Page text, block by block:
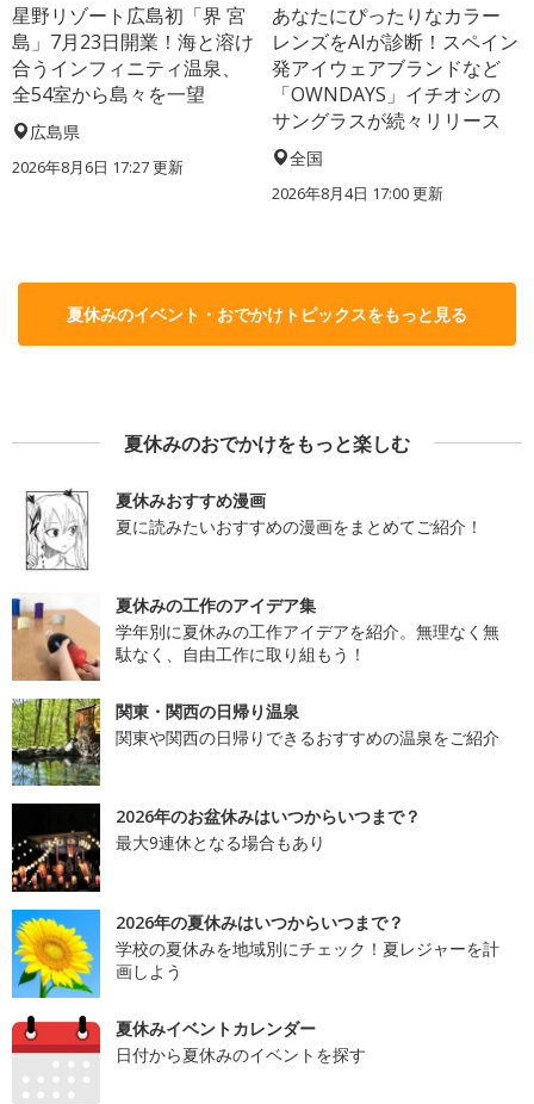
星野リゾート広島初「界 宮
島」7月23日開業！海と溶け
合うインフィニティ温泉、
全54室から島々を一望
広島県
2026年8月6日 17:27更新
あなたにぴったりなカラー
レンズをAIが診断！スペイン
発アイウェアブランドなど
「OWNDAYS」イチオシの
サングラスが続々リリース
全国
2026年8月4日 17:00更新
夏休みのイベント・おでかけトピックスをもっと見る
夏休みのおでかけをもっと楽しむ
夏休みおすすめ漫画
夏に読みたいおすすめの漫画をまとめてご紹介！
夏休みの工作のアイデア集
学年別に夏休みの工作アイデアを紹介。無理なく無
駄なく、自由工作に取り組もう！
関東・関西の日帰り温泉
関東や関西の日帰りできるおすすめの温泉をご紹介
2026年のお盆休みはいつからいつまで？
最大9連休となる場合もあり
2026年の夏休みはいつからいつまで？
学校の夏休みを地域別にチェック！夏レジャーを計
画しよう
夏休みイベントカレンダー
日付から夏休みのイベントを探す